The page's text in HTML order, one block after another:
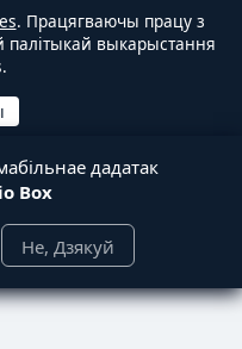
. Працягваючы працу з
выкарыстання
дадатак
Box
Не, Дзякуй